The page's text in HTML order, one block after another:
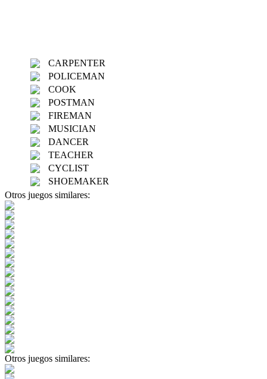
CARPENTER
POLICEMAN
COOK
POSTMAN
FIREMAN
MUSICIAN
DANCER
TEACHER
CYCLIST
SHOEMAKER
Otros juegos similares:
Otros juegos similares: